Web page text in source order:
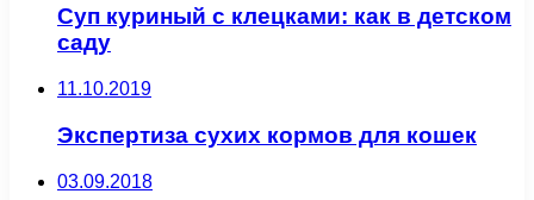
Суп куриный с клецками: как в детском
саду
11.10.2019
Экспертиза сухих кормов для кошек
03.09.2018